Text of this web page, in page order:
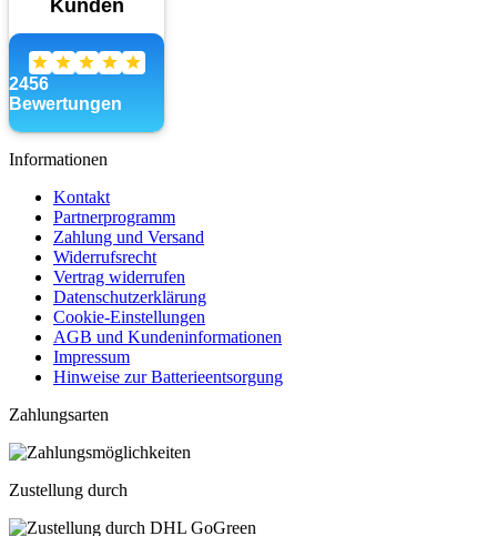
Informationen
Kontakt
Partnerprogramm
Zahlung und Versand
Widerrufsrecht
Vertrag widerrufen
Datenschutzerklärung
Cookie-Einstellungen
AGB und Kundeninformationen
Impressum
Hinweise zur Batterieentsorgung
Zahlungsarten
Zustellung durch